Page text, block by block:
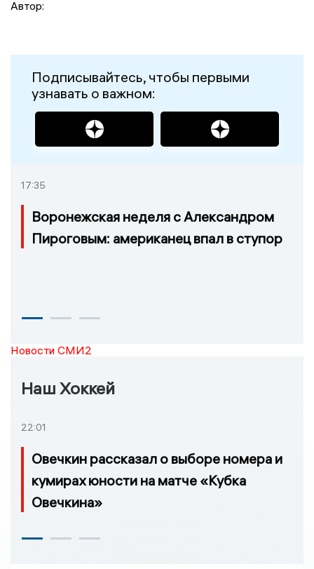
Автор:
Подписывайтесь, чтобы первыми
узнавать о важном:
17:35
Воронежская неделя с Александром
Пироговым: американец впал в ступор
Новости СМИ2
Наш Хоккей
22:01
Овечкин рассказал о выборе номера и
кумирах юности на матче «Кубка
Овечкина»